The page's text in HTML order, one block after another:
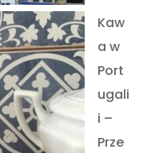
Kaw
a w
Port
ugali
i –
Prze